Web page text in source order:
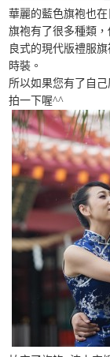
華麗的藍色旗袍也
旗袍有了很多種類
良式的現代版禮服
時裝。
所以如果您有了自
拍一下喔^^